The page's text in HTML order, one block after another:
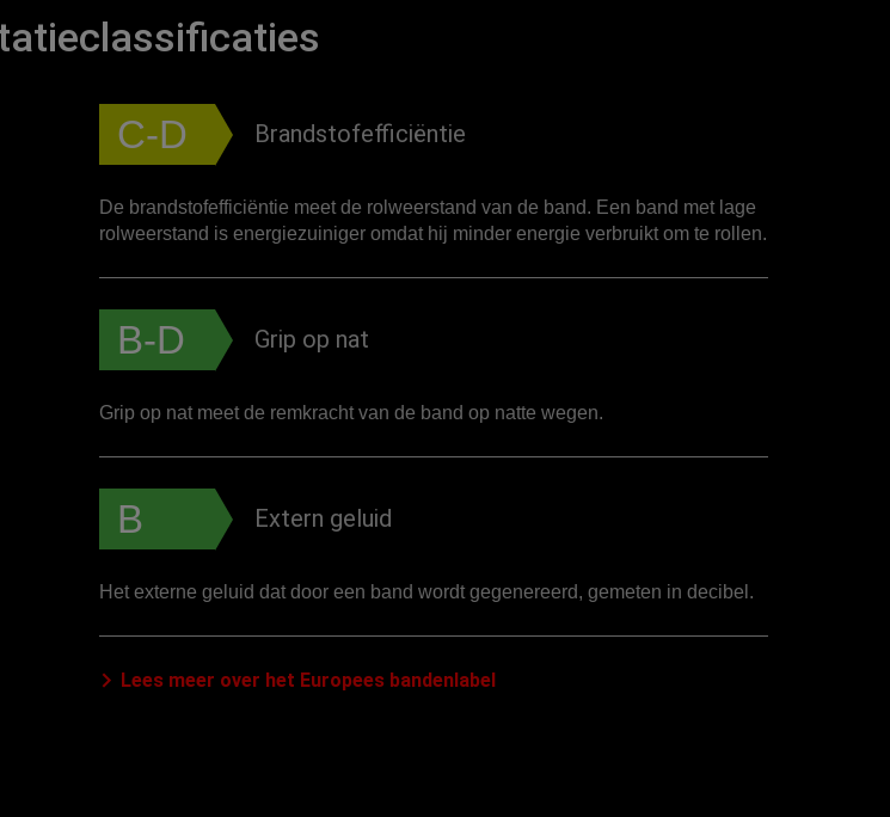
C-D Brandstofefficiëntie
De brandstofefficiëntie meet de rolweerstand van de band. Een band met lage
rolweerstand is energiezuiniger omdat hij minder energie verbruikt om te rollen.
B-D Grip op nat
Grip op nat meet de remkracht van de band op natte wegen.
B Extern geluid
Het externe geluid dat door een band wordt gegenereerd, gemeten in decibel.
Lees meer over het Europees bandenlabel